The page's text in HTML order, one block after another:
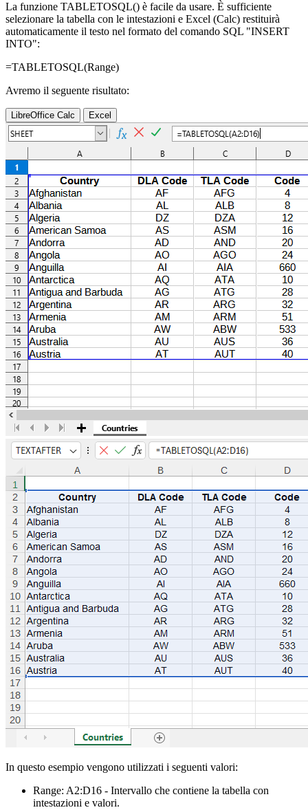
La funzione TABLETOSQL() è facile da usare. È sufficiente
selezionare la tabella con le intestazioni e Excel (Calc) restituirà
automaticamente il testo nel formato del comando SQL "INSERT
INTO":
=TABLETOSQL(Range)
Avremo il seguente risultato:
LibreOffice Calc Excel
In questo esempio vengono utilizzati i seguenti valori:
Range: A2:D16 - Intervallo che contiene la tabella con
intestazioni e valori.